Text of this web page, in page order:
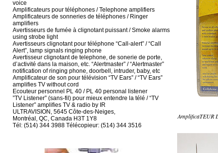
voice
Amplificateurs pour téléphones / Telephone amplifiers
Amplificateurs de sonneries de téléphones / Ringer
amplifiers
Avertisseurs de fumée à clignotant puissant / Smoke alarms
using strobe light
Avertisseurs clignotant pour téléphone “Call-alert” / “Call
Alert”, lamp signals ringing phone
Avertisseur clignotant de telephone, de sonerie de porte,
d’activité dans la maison, etc. “Alertmaster” / “Alertmaster”
notification of ringing phone, doorbell, intruder, baby, etc
Amplificateur de son pour télévision “TV Ears” / “TV Ears”
amplifies TV without cord
Ecouteur personnel PL 40 / PL 40 personal listener
”TV Listener” (sans-fil) pour mieux entendre la télé / “TV
Listener” amplifies TV & radio by IR
ULTRAVISION, 5645 Côte-des-Neiges,
Montréal, QC, Canada H3T 1Y8
Tél: (514) 344 3988 Télécopieur: (514) 344 3516
AmplificaTEUR